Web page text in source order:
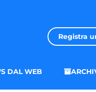
Registra
DAL WEB